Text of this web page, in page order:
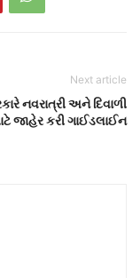
Next article
નવરાત્રી અને દિવાળી
જાહેર કરી ગાઈડલાઈન